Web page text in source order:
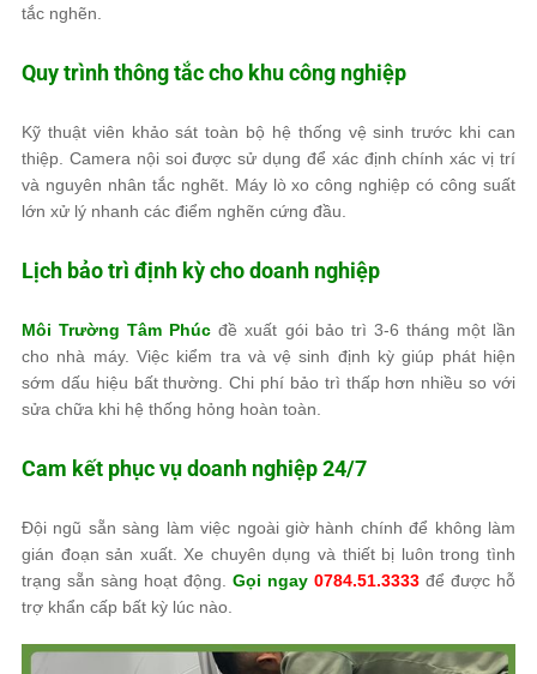
tắc nghẽn.
Quy trình thông tắc cho khu công nghiệp
Kỹ thuật viên khảo sát toàn bộ hệ thống vệ sinh trước khi can
thiệp. Camera nội soi được sử dụng để xác định chính xác vị trí
và nguyên nhân tắc nghẽt. Máy lò xo công nghiệp có công suất
lớn xử lý nhanh các điểm nghẽn cứng đầu.
Lịch bảo trì định kỳ cho doanh nghiệp
Môi Trường Tâm Phúc đề xuất gói bảo trì 3-6 tháng một lần
cho nhà máy. Việc kiểm tra và vệ sinh định kỳ giúp phát hiện
sớm dấu hiệu bất thường. Chi phí bảo trì thấp hơn nhiều so với
sửa chữa khi hệ thống hỏng hoàn toàn.
Cam kết phục vụ doanh nghiệp 24/7
Đội ngũ sẵn sàng làm việc ngoài giờ hành chính để không làm
gián đoạn sản xuất. Xe chuyên dụng và thiết bị luôn trong tình
trạng sẵn sàng hoạt động. Gọi ngay 0784.51.3333 để được hỗ
trợ khẩn cấp bất kỳ lúc nào.